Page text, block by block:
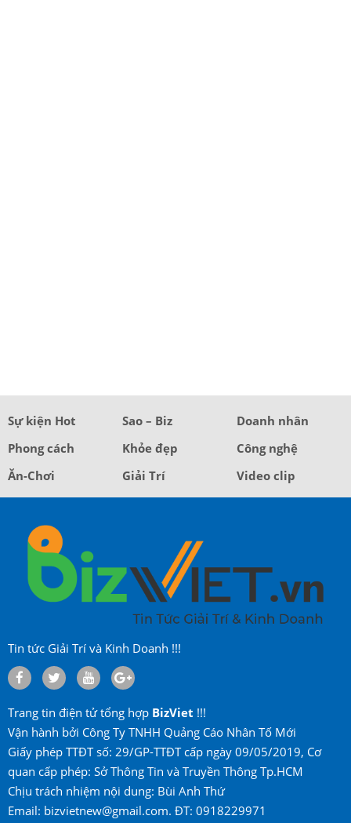
Sự kiện Hot Sao – Biz
Doanh nhân
Phong cách
Khỏe đẹp
Công nghệ
Ăn-Chơi
Giải Trí Video clip
Tin tức Giải Trí và Kinh Doanh !!!
Trang tin điện tử tổng hợp BizViet !!!
Vận hành bởi Công Ty TNHH Quảng Cáo Nhân Tố Mới
Giấy phép TTĐT số: 29/GP-TTĐT cấp ngày 09/05/2019, Cơ
quan cấp phép: Sở Thông Tin và Truyền Thông Tp.HCM
Chịu trách nhiệm nội dung: Bùi Anh Thứ
Email: bizvietnew@gmail.com. ĐT: 0918229971